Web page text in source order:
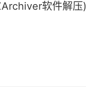
软件解压)